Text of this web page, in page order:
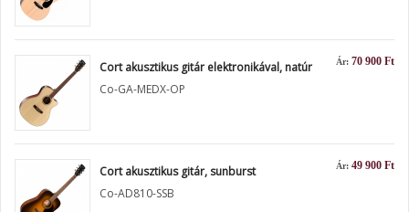
Ár: 70 900 Ft
Cort akusztikus gitár elektronikával, natúr
Co-GA-MEDX-OP
Ár: 49 900 Ft
Cort akusztikus gitár, sunburst
Co-AD810-SSB